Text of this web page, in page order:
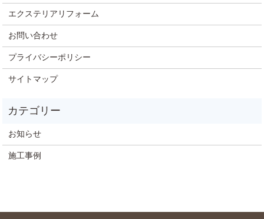
エクステリアリフォーム
お問い合わせ
プライバシーポリシー
サイトマップ
お知らせ
施工事例